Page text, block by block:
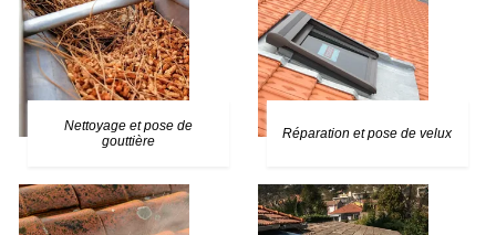
Nettoyage et pose de
gouttière
Réparation et pose de velux